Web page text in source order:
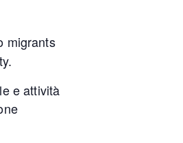
migrants
e attività